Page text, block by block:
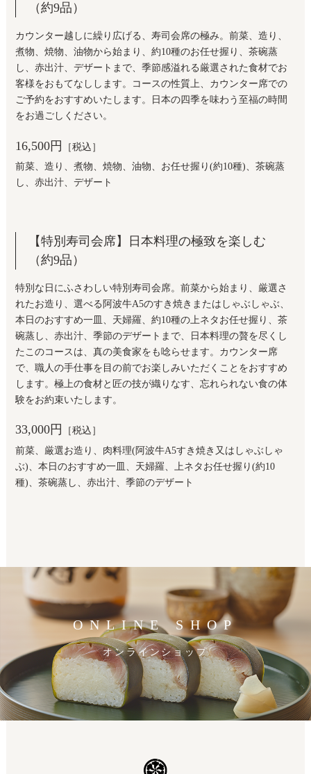
（約9品）
カウンター越しに繰り広げる、寿司会席の極み。前菜、造り、
煮物、焼物、油物から始まり、約10種のお任せ握り、茶碗蒸
し、赤出汁、デザートまで、季節感溢れる厳選された食材でお
客様をおもてなしします。コースの性質上、カウンター席での
ご予約をおすすめいたします。日本の四季を味わう至福の時間
をお過ごしください。
16,500円 ［税込］
前菜、造り、煮物、焼物、油物、お任せ握り(約10種)、茶碗蒸
し、赤出汁、デザート
【特別寿司会席】日本料理の極致を楽しむ
（約9品）
特別な日にふさわしい特別寿司会席。前菜から始まり、厳選さ
れたお造り、選べる阿波牛A5のすき焼きまたはしゃぶしゃぶ、
本日のおすすめ一皿、天婦羅、約10種の上ネタお任せ握り、茶
碗蒸し、赤出汁、季節のデザートまで、日本料理の贅を尽くし
たこのコースは、真の美食家をも唸らせます。カウンター席
で、職人の手仕事を目の前でお楽しみいただくことをおすすめ
します。極上の食材と匠の技が織りなす、忘れられない食の体
験をお約束いたします。
33,000円 ［税込］
前菜、厳選お造り、肉料理(阿波牛A5すき焼き又はしゃぶしゃ
ぶ)、本日のおすすめ一皿、天婦羅、上ネタお任せ握り(約10
種)、茶碗蒸し、赤出汁、季節のデザート
ONLINE SHOP
オンラインショップ